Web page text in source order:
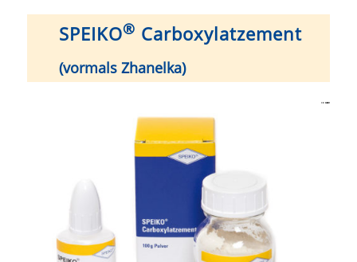
SPEIKO® Carboxylatzement
(vormals Zhanelka)